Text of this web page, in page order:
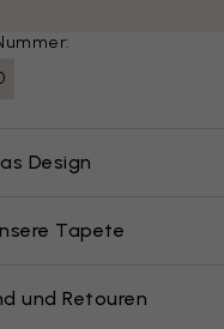
Design
Tapete
und Retouren